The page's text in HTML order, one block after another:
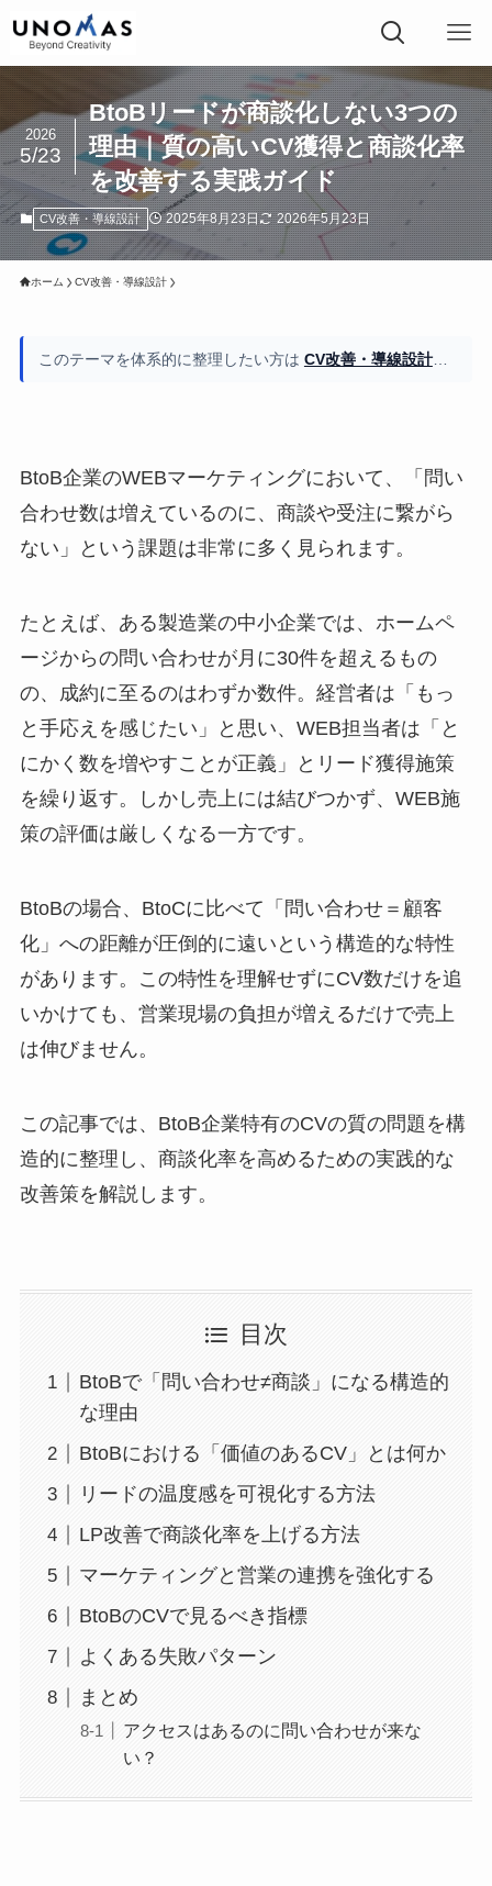
BtoBリードが商談化しない3つの
理由｜質の高いCV獲得と商談化率
を改善する実践ガイド
2026
5/23
CV改善・導線設計 2025年8月23日 2026年5月23日
ホーム CV改善・導線設計
このテーマを体系的に整理したい方は CV改善・導線設計の全体像もご覧ください
BtoB企業のWEBマーケティングにおいて、「問い
合わせ数は増えているのに、商談や受注に繋がら
ない」という課題は非常に多く見られます。
たとえば、ある製造業の中小企業では、ホームペ
ージからの問い合わせが月に30件を超えるもの
の、成約に至るのはわずか数件。経営者は「もっ
と手応えを感じたい」と思い、WEB担当者は「と
にかく数を増やすことが正義」とリード獲得施策
を繰り返す。しかし売上には結びつかず、WEB施
策の評価は厳しくなる一方です。
BtoBの場合、BtoCに比べて「問い合わせ＝顧客
化」への距離が圧倒的に遠いという構造的な特性
があります。この特性を理解せずにCV数だけを追
いかけても、営業現場の負担が増えるだけで売上
は伸びません。
この記事では、BtoB企業特有のCVの質の問題を構
造的に整理し、商談化率を高めるための実践的な
改善策を解説します。
目次
BtoBで「問い合わせ≠商談」になる構造的
な理由
BtoBにおける「価値のあるCV」とは何か
リードの温度感を可視化する方法
LP改善で商談化率を上げる方法
マーケティングと営業の連携を強化する
BtoBのCVで見るべき指標
よくある失敗パターン
まとめ
アクセスはあるのに問い合わせが来な
い？